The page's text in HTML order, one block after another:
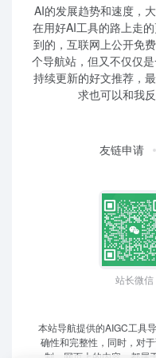
AI的发展趋势和速度，
在用好AI工具的路上走
到的，互联网上公开免
个导航站，但又不仅仅
持续更新的好文推荐，
求也可以和我
友链申请
站长微信
本站导航提供的AIGC工具
确性和完整性，同时，对